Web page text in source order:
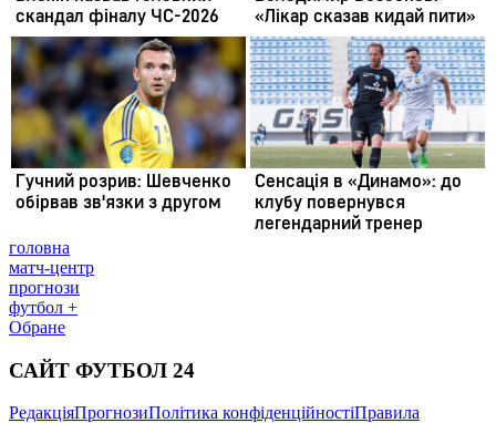
головна
матч-центр
прогнози
футбол +
Обране
САЙТ ФУТБОЛ 24
РедакціяПрогнозиПолітика конфіденційностіПравила